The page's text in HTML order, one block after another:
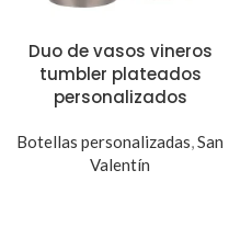
Duo de vasos vineros
tumbler plateados
personalizados
Botellas personalizadas,San
Valentín